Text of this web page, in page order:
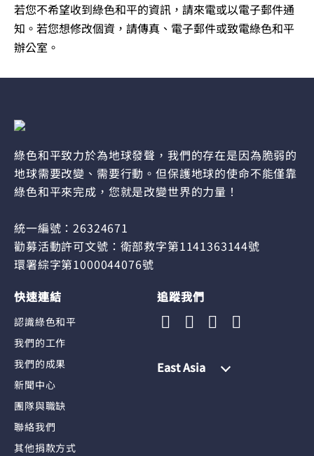
若您不希望收到綠色和平的資訊，請來電或以電子郵件通
知。若您想修改個資，請傳真、電子郵件或致電綠色和平
辦公室。
綠色和平致力於為地球發聲，我們的存在是因為脆弱的
地球需要改變、需要行動。但保護地球的使命不能僅靠
綠色和平來完成，您就是改變世界的力量！
統一編號：26324671
勸募活動許可文號：衛部救字第1141363144號
環署綜字第1000044076號
快速連結
認識綠色和平
我們的工作
我們的成果
新聞中心
團隊與職缺
聯絡我們
其他捐款方式
追蹤我們
East Asia